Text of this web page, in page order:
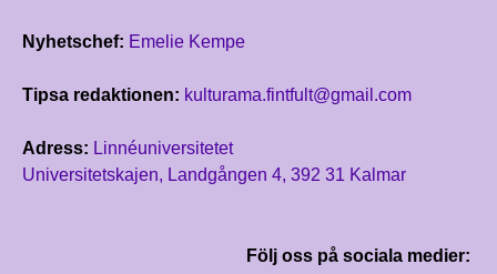
Nyhetschef: Emelie Kempe
Tipsa redaktionen: kulturama.fintfult@gmail.com
Adress: Linnéuniversitetet
Universitetskajen, Landgången 4, 392 31 Kalmar
Följ oss på sociala medier: